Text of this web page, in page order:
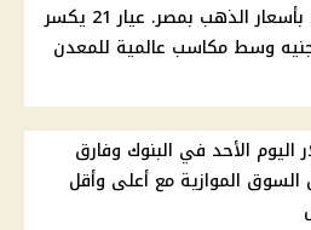
ارتفاع جديد بأسعار الذهب بمصر. عيار 21 يكسر
اليوم الأحد في البنوك وفارق
الموازية مع أعلى وأقل